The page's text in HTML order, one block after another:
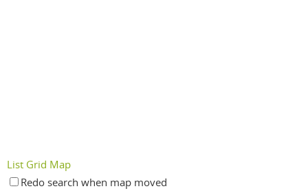
List Grid Map
Redo search when map moved